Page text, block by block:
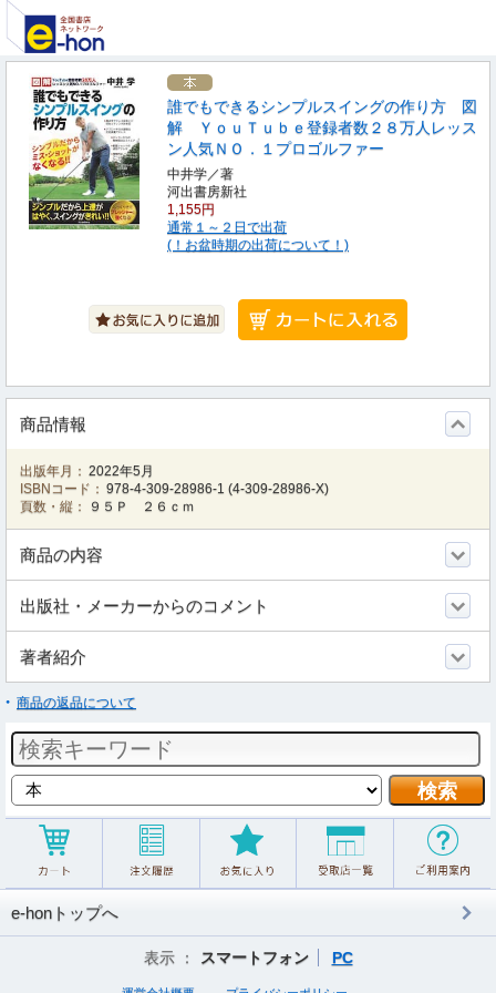
誰でもできるシンプルスイングの作り方 図
解 ＹｏｕＴｕｂｅ登録者数２８万人レッス
ン人気ＮＯ．１プロゴルファー
中井学／著
河出書房新社
1,155円
通常１～２日で出荷
(！お盆時期の出荷について！)
商品情報
出版年月： 2022年5月
ISBNコード： 978-4-309-28986-1 (4-309-28986-X)
頁数・縦：
９５Ｐ ２６ｃｍ
商品の内容
出版社・メーカーからのコメント
著者紹介
商品の返品について
e-honトップへ
表示 ： スマートフォン PC